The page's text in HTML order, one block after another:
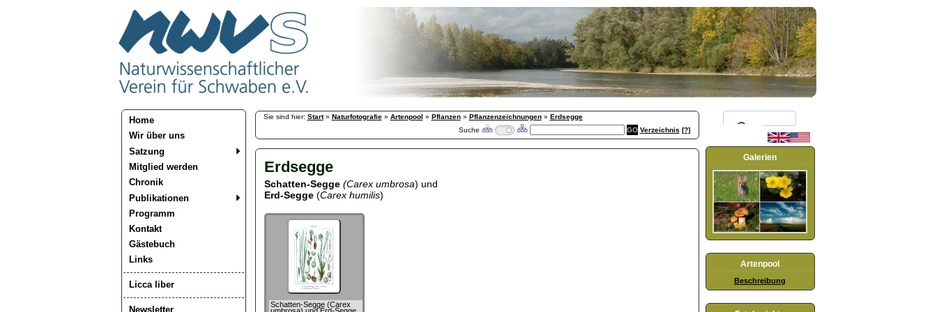
Home
Wir über uns
Satzung
Mitglied werden
Chronik
Publikationen
Programm
Kontakt
Gästebuch
Links
Licca liber
Newsletter
Sie sind hier: Start» Naturfotografie» Artenpool » Pflanzen» Pflanzenzeichnungen» Erdsegge
Suche
Verzeichnis [?]
Erdsegge
Schatten-Segge (Carex umbrosa) und
Erd-Segge(Carex humilis)
Schatten-Segge (Carex
Galerien
Artenpool
Beschreibung